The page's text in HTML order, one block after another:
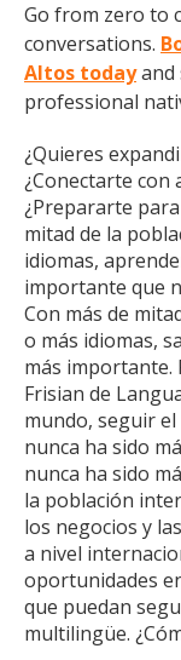
Go from zero to
conversations.
Altos todayand
professional
¿Quieres
¿Conectarte con
¿Prepararte
mitad de la
idiomas,
importante que
Con más de
o más idiomas,
más importante.
Frisian de
mundo, seguir
nunca ha sido
nunca ha sido
la población
los negocios y
a nivel
oportunidades
que puedan
multilingüe.